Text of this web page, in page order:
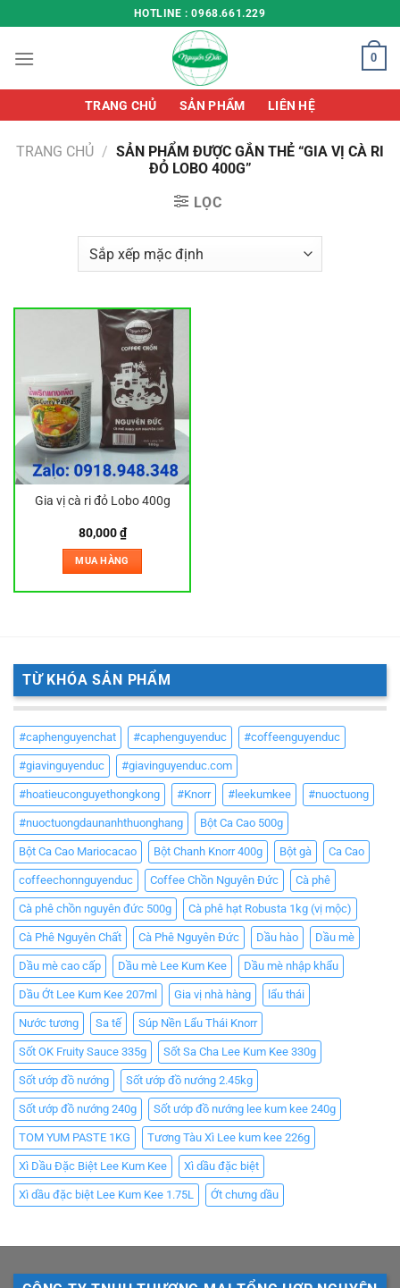
đến
nội
HOTLINE : 0968.661.229
0
TRANG CHỦ SẢN PHẨM LIÊN HỆ
TRANG CHỦ / SẢN PHẨM ĐƯỢC GẮN THẺ “GIA VỊ CÀ RI
ĐỎ LOBO 400G”
LỌC
Gia vị cà ri đỏ Lobo 400g
80,000₫
MUA HÀNG
TỪ KHÓA SẢN PHẨM
#caphenguyenchat #caphenguyenduc #coffeenguyenduc
#giavinguyenduc #giavinguyenduc.com
#hoatieuconguyethongkong #Knorr #leekumkee #nuoctuong
#nuoctuongdaunanhthuonghang Bột Ca Cao 500g
Bột Ca Cao Mariocacao Bột Chanh Knorr 400g Bột gà Ca Cao
coffeechonnguyenduc Coffee Chồn Nguyên Đức Cà phê
Cà phê chồn nguyên đức 500g Cà phê hạt Robusta 1kg (vị mộc)
Cà Phê Nguyên Chất Cà Phê Nguyên Đức Dầu hào Dầu mè
Dầu mè cao cấp Dầu mè Lee Kum Kee Dầu mè nhập khẩu
Dầu Ớt Lee Kum Kee 207ml Gia vị nhà hàng lẩu thái
Nước tương Sa tế Súp Nền Lẩu Thái Knorr
Sốt OK Fruity Sauce 335g Sốt Sa Cha Lee Kum Kee 330g
Sốt ướp đồ nướng Sốt ướp đồ nướng 2.45kg
Sốt ướp đồ nướng 240g Sốt ướp đồ nướng lee kum kee 240g
TOM YUM PASTE 1KG Tương Tàu Xì Lee kum kee 226g
Xì Dầu Đặc Biệt Lee Kum Kee Xì dầu đặc biệt
Xì dầu đặc biệt Lee Kum Kee 1.75L Ớt chưng dầu